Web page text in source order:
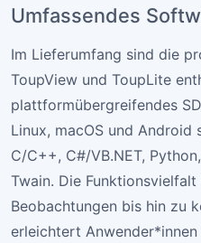
Umfassendes
Im Lieferumfang sind die
ToupView und ToupLite
plattformübergreifendes
Linux, macOS und
C/C++, C#/VB.NET,
Twain. Die
Beobachtungen bis hin zu
erleichtert